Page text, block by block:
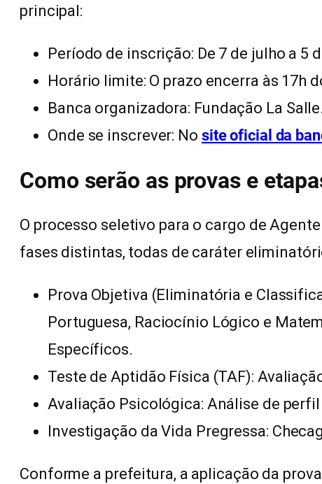
principal:
Período de inscrição: De 7 de julho a 5
Horário limite: O prazo encerra às 17h
Banca organizadora: Fundação La Salle.
Onde se inscrever: No site oficial da
Como serão as provas e
O processo seletivo para o cargo de
fases distintas, todas de caráter
Prova Objetiva (Eliminatória e
Portuguesa, Raciocínio Lógico e
Específicos.
Teste de Aptidão Física (TAF):
Avaliação Psicológica: Análise de
Investigação da Vida Pregressa:
Conforme a prefeitura, a aplicação da